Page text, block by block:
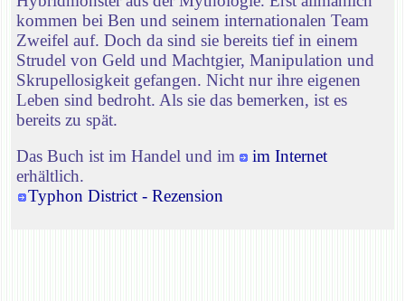
kommen bei Ben und seinem internationalen Team
Zweifel auf. Doch da sind sie bereits tief in einem
Strudel von Geld und Machtgier, Manipulation und
Skrupellosigkeit gefangen. Nicht nur ihre eigenen
Leben sind bedroht. Als sie das bemerken, ist es
bereits zu spät.
Das Buch ist im Handel und im
im Internet
erhältlich.
Typhon District - Rezension